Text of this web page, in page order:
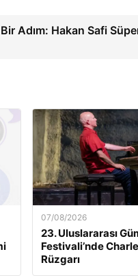
Adım: Hakan Safi
07/08/2026
23. Uluslararası
Festivali’nde
Rüzgarı